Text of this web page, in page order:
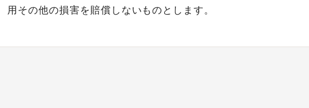
用その他の損害を賠償しないものとします。